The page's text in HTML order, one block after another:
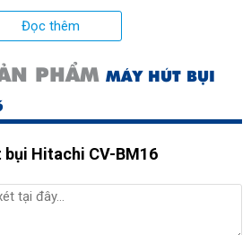
Thái Lan
3.4 kg
Đọc thêm
PHẨM MÁY HÚT BỤI
Hitachi CV-BM16